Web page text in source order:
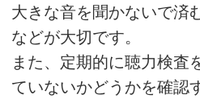
大きな音を聞かないで済
などが大切です。
また、定期的に聴力検査
ていないかどうかを確認